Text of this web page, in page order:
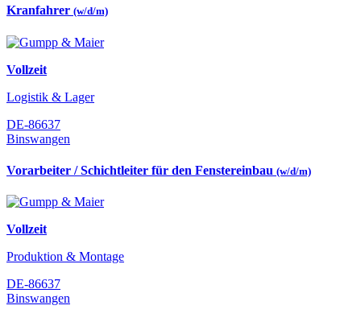
Kranfahrer (w/d/m)
Vollzeit
Logistik & Lager
DE-86637
Binswangen
Vorarbeiter / Schichtleiter für den Fenstereinbau (w/d/m)
Vollzeit
Produktion & Montage
DE-86637
Binswangen